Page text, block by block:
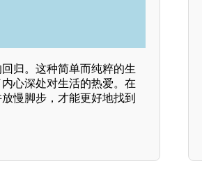
归。这种简单而纯粹的生
心深处对生活的热爱。在
慢脚步，才能更好地找到